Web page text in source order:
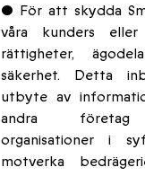
• För att skydda
våra kunders eller
rättigheter,
säkerhet. Detta
utbyte av
andra
organisationer i
motverka